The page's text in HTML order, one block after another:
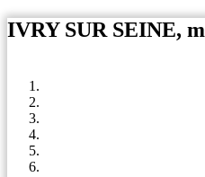
IVRY SUR SEINE,